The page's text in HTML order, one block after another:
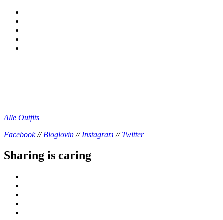
Alle Outfits
Facebook//Bloglovin //Instagram //Twitter
Sharing is caring